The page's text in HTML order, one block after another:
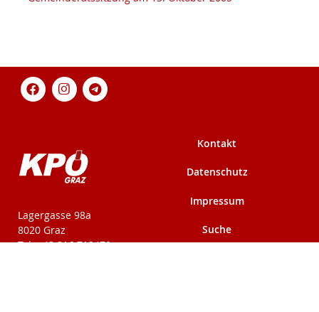
KPÖ-Steiermark
Lagergasse 98a
8020 Graz
Tel: +43 316 712479
Kontakt
Datenschutz
Impressum
Suche